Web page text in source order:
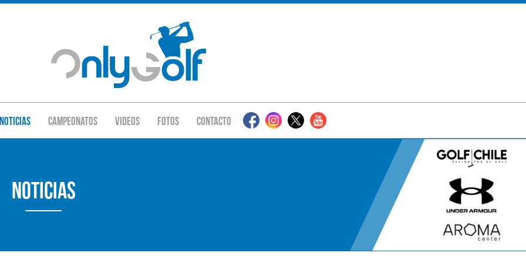
Noticias Campeonatos Videos Fotos Contacto
Noticias